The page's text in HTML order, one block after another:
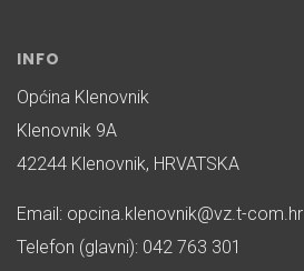
INFO
Općina Klenovnik
Klenovnik 9A
42244 Klenovnik, HRVATSKA
Email: opcina.klenovnik@vz.t-com.hr
Telefon (glavni): 042 763 301